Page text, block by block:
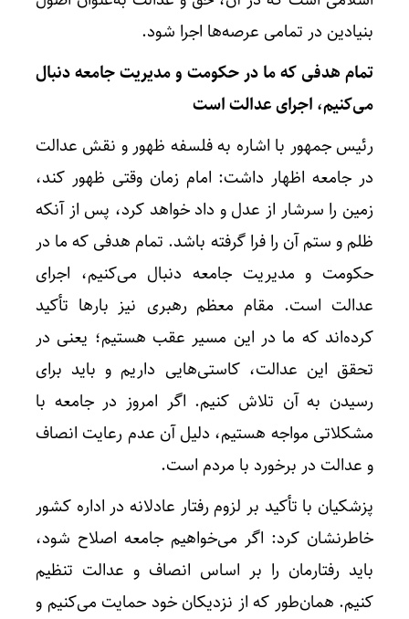
بنیادین در تمامی عرصه‌ها اجرا شود.
تمام هدفی که ما در حکومت و مدیریت جامعه دنبال
می‌کنیم، اجرای عدالت است
رئیس جمهور با اشاره به فلسفه ظهور و نقش عدالت
در جامعه اظهار داشت: امام زمان وقتی ظهور کند،
زمین را سرشار از عدل و داد خواهد کرد، پس از آنکه
ظلم و ستم آن را فرا گرفته باشد. تمام هدفی که ما در
حکومت و مدیریت جامعه دنبال می‌کنیم، اجرای
عدالت است. مقام معظم رهبری نیز بارها تأکید
کرده‌اند که ما در این مسیر عقب هستیم؛ یعنی در
تحقق این عدالت، کاستی‌هایی داریم و باید برای
رسیدن به آن تلاش کنیم. اگر امروز در جامعه با
مشکلاتی مواجه هستیم، دلیل آن عدم رعایت انصاف
و عدالت در برخورد با مردم است.
پزشکیان با تأکید بر لزوم رفتار عادلانه در اداره کشور
خاطرنشان کرد: اگر می‌خواهیم جامعه اصلاح شود،
باید رفتارمان را بر اساس انصاف و عدالت تنظیم
کنیم. همان‌طور که از نزدیکان خود حمایت می‌کنیم و